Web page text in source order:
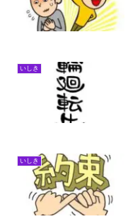
いしき
いしき